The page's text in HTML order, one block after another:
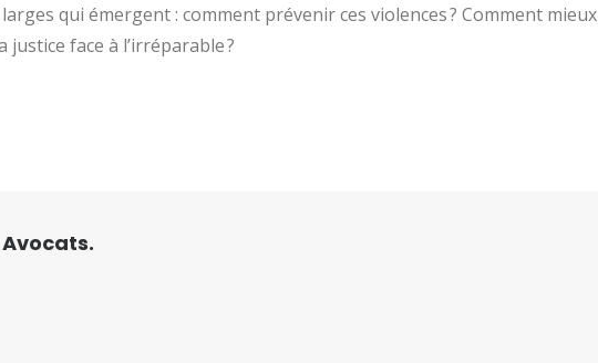
qui émergent : comment prévenir ces violences ? Comment mieux
face à l’irréparable ?